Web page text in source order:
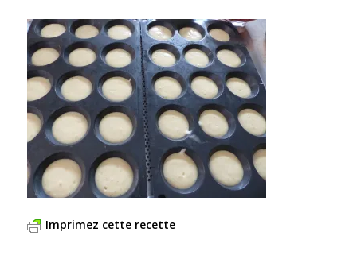
Imprimez cette recette